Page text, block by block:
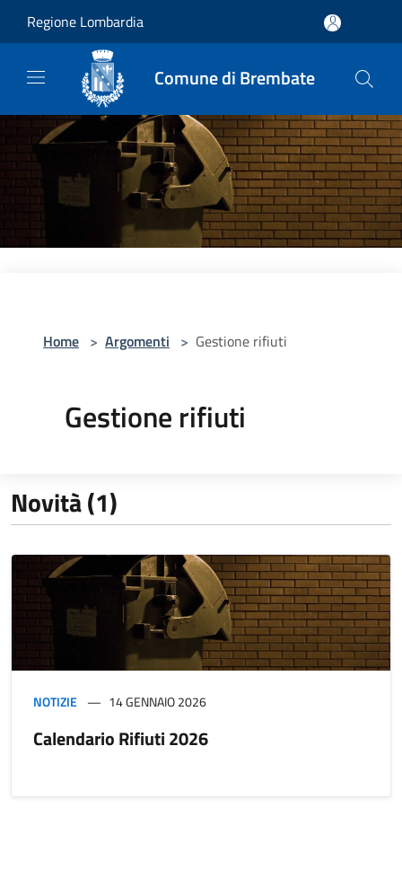
Regione Lombardia
Comune di Brembate
Home > Argomenti > Gestione rifiuti
Gestione rifiuti
Novità (1)
NOTIZIE 14 GENNAIO 2026
Calendario Rifiuti 2026